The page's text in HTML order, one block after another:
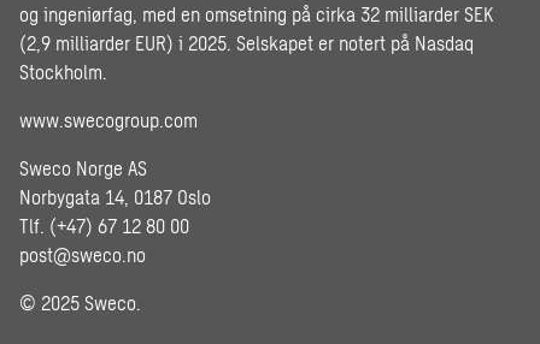
og ingeniørfag, med en omsetning på cirka 32 milliarder SEK
(2,9 milliarder EUR) i 2025. Selskapet er notert på Nasdaq
Stockholm.
www.swecogroup.com
Sweco Norge AS
Norbygata 14, 0187 Oslo
Tlf. (+47) 67 12 80 00
post@sweco.no
© 2025 Sweco.